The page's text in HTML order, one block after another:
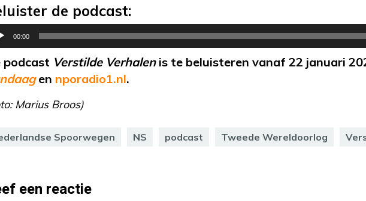
de podcast:
00:00
podcast Verstilde Verhalenis te beluisteren vanaf 22 januari
en nporadio1.nl.
Marius Broos)
Spoorwegen NS podcast Tweede Wereldoorlog
een reactie